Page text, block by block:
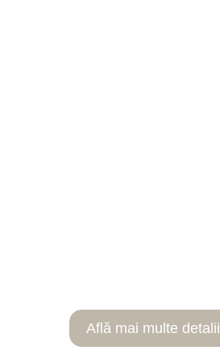
Află mai multe detalii